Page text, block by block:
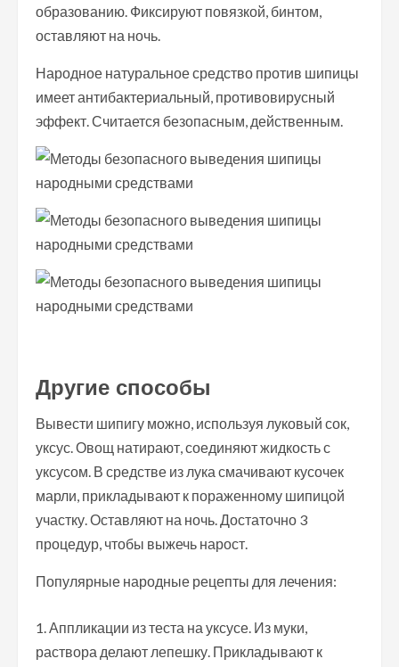
образованию. Фиксируют повязкой, бинтом,
оставляют на ночь.
Народное натуральное средство против шипицы
имеет антибактериальный, противовирусный
эффект. Считается безопасным, действенным.
Другие способы
Вывести шипигу можно, используя луковый сок,
уксус. Овощ натирают, соединяют жидкость с
уксусом. В средстве из лука смачивают кусочек
марли, прикладывают к пораженному шипицой
участку. Оставляют на ночь. Достаточно 3
процедур, чтобы выжечь нарост.
Популярные народные рецепты для лечения:
Аппликации из теста на уксусе. Из муки,
раствора делают лепешку. Прикладывают к